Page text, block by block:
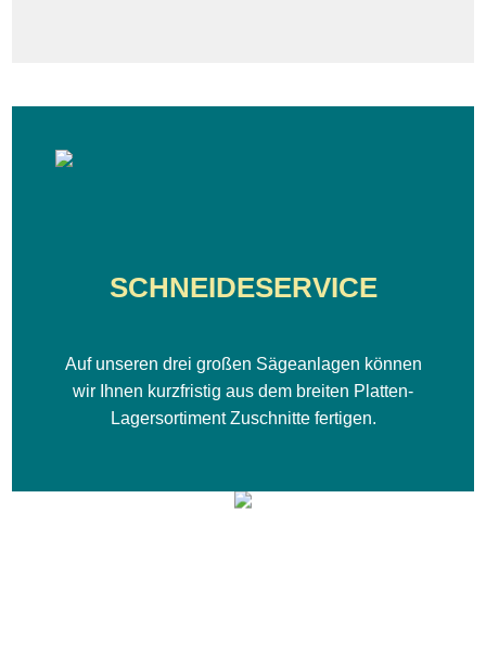
SCHNEIDESERVICE
Auf unseren drei großen Sägeanlagen können
wir Ihnen kurzfristig aus dem breiten Platten-
Lagersortiment Zuschnitte fertigen.